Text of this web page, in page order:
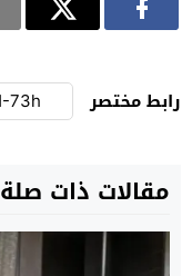
رابط مختصر
مقالات ذات صلة